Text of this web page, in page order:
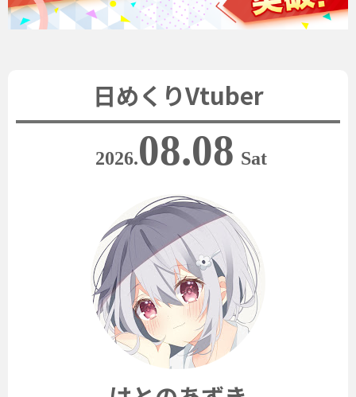
日めくりVtuber
2026.08.08 Sat